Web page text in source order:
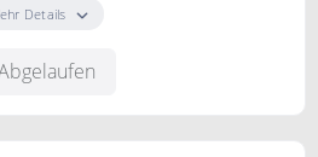
bei shipped.de
Details